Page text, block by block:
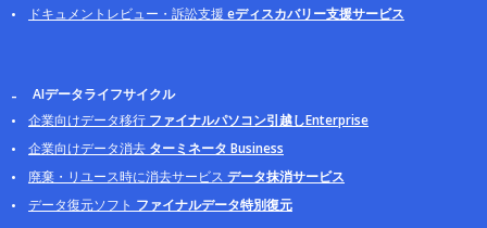
ドキュメントレビュー・訴訟支援 eディスカバリー支援サービス
AIデータライフサイクル
企業向けデータ移行 ファイナルパソコン引越しEnterprise
企業向けデータ消去 ターミネータ Business
廃棄・リユース時に消去サービス データ抹消サービス
データ復元ソフト ファイナルデータ特別復元